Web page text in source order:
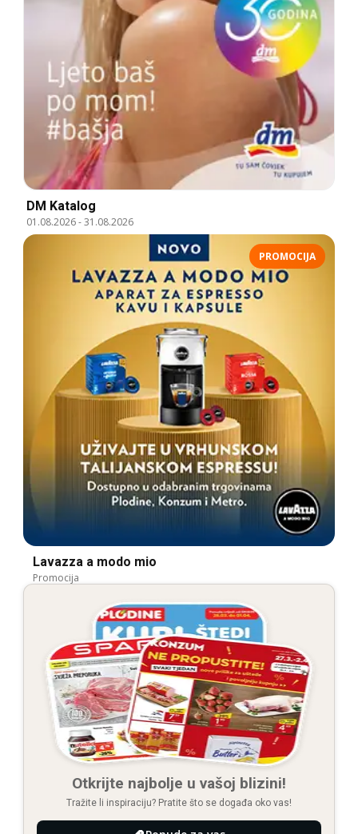
DM Katalog
01.08.2026-31.08.2026
PROMOCIJA
Lavazza a modo mio
Promocija
Otkrijte najbolje u vašoj blizini!
Tražite li inspiraciju? Pratite što se događa oko vas!